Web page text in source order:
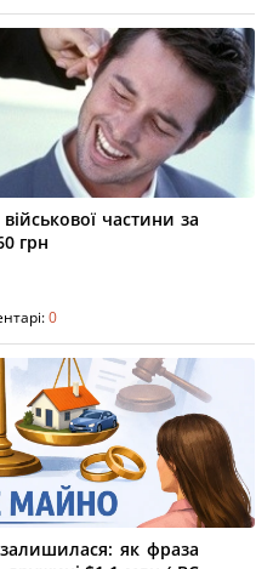
частини за
грн
0
як фраза